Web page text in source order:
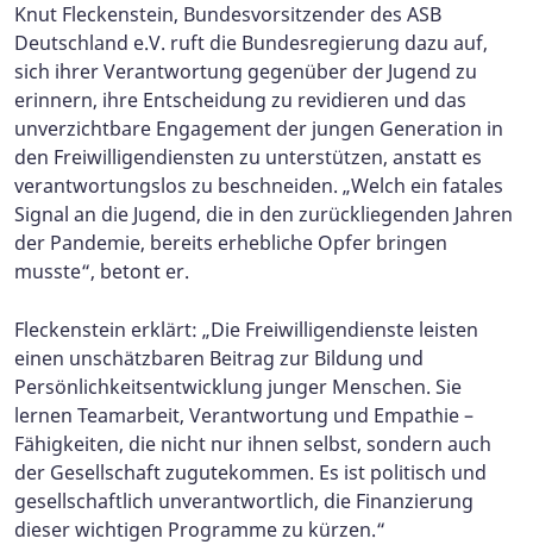
Knut Fleckenstein, Bundesvorsitzender des ASB
Deutschland e.V. ruft die Bundesregierung dazu auf,
sich ihrer Verantwortung gegenüber der Jugend zu
erinnern, ihre Entscheidung zu revidieren und das
unverzichtbare Engagement der jungen Generation in
den Freiwilligendiensten zu unterstützen, anstatt es
verantwortungslos zu beschneiden. „Welch ein fatales
Signal an die Jugend, die in den zurückliegenden Jahren
der Pandemie, bereits erhebliche Opfer bringen
musste“, betont er.
Fleckenstein erklärt: „Die Freiwilligendienste leisten
einen unschätzbaren Beitrag zur Bildung und
Persönlichkeitsentwicklung junger Menschen. Sie
lernen Teamarbeit, Verantwortung und Empathie –
Fähigkeiten, die nicht nur ihnen selbst, sondern auch
der Gesellschaft zugutekommen. Es ist politisch und
gesellschaftlich unverantwortlich, die Finanzierung
dieser wichtigen Programme zu kürzen.“